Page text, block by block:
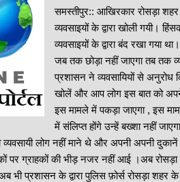
समस्तीपुर:: आखिरकार रोसड़ा
व्यवसाइयों के द्वारा खोली गयी।
व्यवसाइयों के द्वारा बंद रखा गया
जब तक छोड़ा नहीं जाएगा तब तक
प्रशासन ने व्यवसायियों से अनुरोध
खोलें और आप लोग इस बात को
इस मामले में पकड़ा जाएगा , इस
में संलिप्त होंगे उन्हें बख्शा नहीं
व्यवसायी लोग नहीं माने थे और अपनी अपनी
पर ग्राहकों की भीड़ नजर नहीं आई ।अब
प्रशासन के द्वारा पुलिस फ़ोर्स रोसड़ा शहर के